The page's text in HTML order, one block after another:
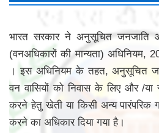
भारत सरकार ने अनुसूचित जनजाति
(वनअधिकारों की मान्यता) अधिनियम,
। इस अधिनियम के तहत, अनुसूचित
वन वासियों को निवास के लिए और /
करने हेतु खेती या किसी अन्य पारंपरिक
करने का अधिकार दिया गया है।